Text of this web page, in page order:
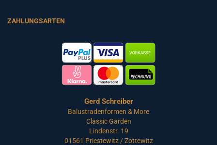
ZAHLUNGSARTEN
Gerd Schreiber
Balustradenformen & More
Classic Garden
Lindenstr. 19
01561 Priestewitz / Zottewitz